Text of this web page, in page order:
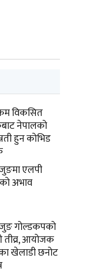
विकसित
नेपालको
हुन कोभिड
एलपी
अभाव
गोल्डकपको
तीव्र, आयोजक
खेलाडी छनोट